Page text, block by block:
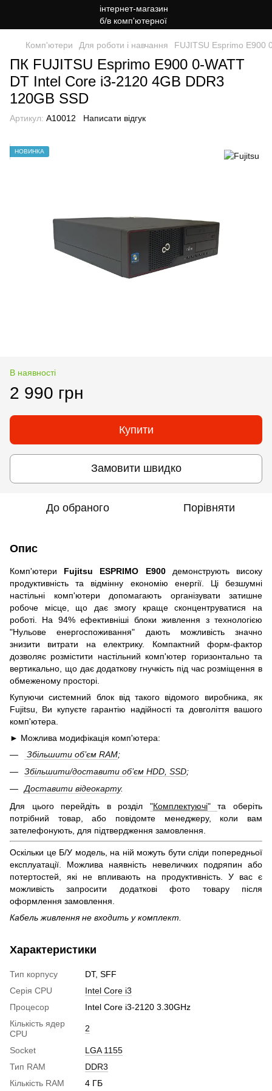
Комп'ютери Для роботи і навчання FUJITSU Esprimo E900
ПК FUJITSU Esprimo E900 0-WATT
DT Intel Core i3-2120 4GB DDR3
120GB SSD
Артикул: A10012 Написати відгук
НОВИНКА
В наявності
2 990 грн
Купити
Замовити швидко
До обраного Порівняти
Опис
Комп'ютери Fujitsu ESPRIMO E900демонструють високу
продуктивність та відмінну економію енергії. Ці безшумні
настільні комп'ютери допомагають організувати затишне
робоче місце, що дає змогу краще сконцентруватися на
роботі. На 94% ефективніші блоки живлення з технологією
"Нульове енергоспоживання" дають можливість значно
знизити витрати на електрику. Компактний форм-фактор
дозволяє розмістити настільний комп'ютер горизонтально та
вертикально, що дає додаткову гнучкість під час розміщення в
обмеженому просторі.
Купуючи системний блок від такого відомого виробника, як
Fujitsu, Ви купуєте гарантію надійності та довголіття вашого
комп'ютера.
► Можлива модифікація комп'ютера:
Збільшити об’єм RAM;
Збільшити/доставити об’єм HDD, SSD;
Доставити відеокарту.
Для цього перейдіть в розділ "Комплектуючі"та оберіть
потрібний товар, або повідомте менеджеру, коли вам
зателефонують, для підтвердження замовлення.
Оскільки це Б/У модель, на ній можуть бути сліди попередньої
експлуатації. Можлива наявність невеличких подряпин або
потертостей, які не впливають на продуктивність. У вас є
можливість запросити додаткові фото товару після
оформлення замовлення.
Кабель живлення не входить у комплект.
Характеристики
Тип корпусу
DT, SFF
Серія CPU
Intel Core i3
Процесор
Intel Core i3-2120 3.30GHz
Кількість ядер
CPU
2
Socket
LGA 1155
Тип RAM
DDR3
Кількість RAM
4 ГБ